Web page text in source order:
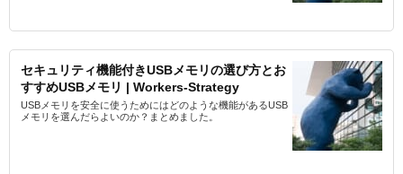
セキュリティ機能付きUSBメモリの選び方とお
すすめUSBメモリ | Workers-Strategy
USBメモリを安全に使うためにはどのような機能があるUSB
メモリを選んだらよいのか？まとめました。